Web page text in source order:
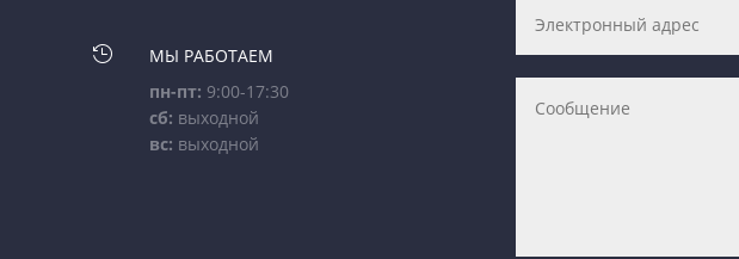

МЫ РАБОТАЕМ
пн-пт: 9:00-17:30
сб: выходной
вс: выходной